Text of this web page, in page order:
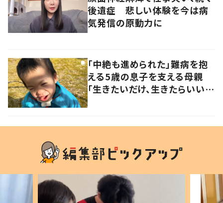
後遺症 悲しい体験を今は病
気発信の原動力に
「中絶も進められた」難病を抱
える5歳の息子を支える母親
「生きたいだけ、生きたらいい」